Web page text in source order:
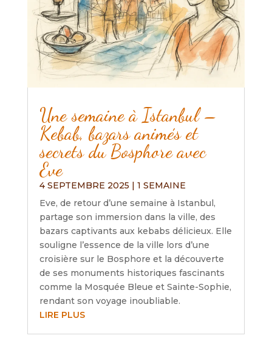
Une semaine à Istanbul –
Kebab, bazars animés et
secrets du Bosphore avec
Eve
4 SEPTEMBRE 2025 | 1 SEMAINE
Eve, de retour d’une semaine à Istanbul,
partage son immersion dans la ville, des
bazars captivants aux kebabs délicieux. Elle
souligne l’essence de la ville lors d’une
croisière sur le Bosphore et la découverte
de ses monuments historiques fascinants
comme la Mosquée Bleue et Sainte-Sophie,
rendant son voyage inoubliable.
LIRE PLUS